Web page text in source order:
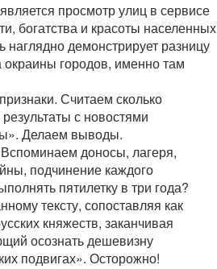
просмотр улиц в сервисе
богатства и красоты населенных
демонстрирует разницу
окраины городов, именно там
Считаем сколько
с новостями
Делаем выводы.
доносы, лагеря,
подчинение каждого
пятилетку в три года?
тексту, сопоставляя как
княжеств, заканчивая
осознать дешевизну
подвигах». Осторожно!